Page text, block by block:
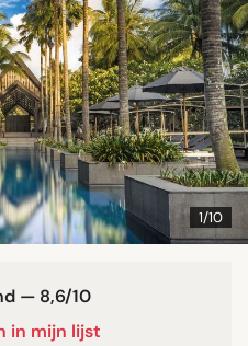
1/10
— 8,6/10
in mijn lijst